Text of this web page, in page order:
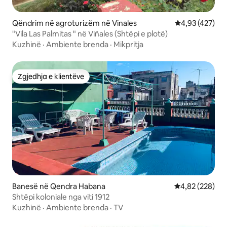
Qëndrim në agroturizëm në Vinales Vlerësimi
4,93 (427)
"Vila Las Palmitas " në Viñales (Shtëpi e plotë)
Kuzhinë · Ambiente brenda · Mikpritja
Zgjedhja e klientëve
Zgjedhja e klientëve
Banesë në Qendra Habana Vlerësimi
4,82 (228)
Shtëpi koloniale nga viti 1912
Kuzhinë · Ambiente brenda · TV